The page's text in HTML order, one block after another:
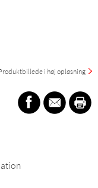
i høj opløsning